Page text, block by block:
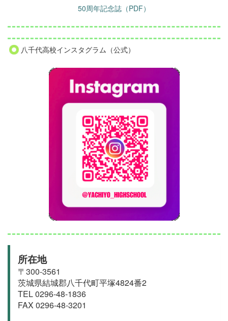
50周年記念誌（PDF）
八千代高校インスタグラム（公式）
所在地
〒300-3561
茨城県結城郡八千代町平塚4824番2
TEL 0296-48-1836
FAX 0296-48-3201